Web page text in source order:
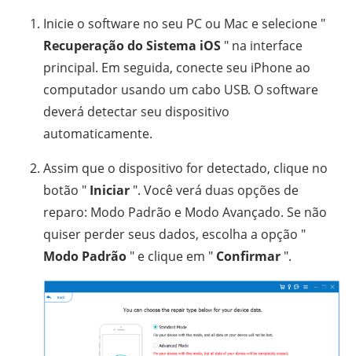
Inicie o software no seu PC ou Mac e selecione "
Recuperação do Sistema iOS " na interface
principal. Em seguida, conecte seu iPhone ao
computador usando um cabo USB. O software
deverá detectar seu dispositivo
automaticamente.
Assim que o dispositivo for detectado, clique no
botão " Iniciar ". Você verá duas opções de
reparo: Modo Padrão e Modo Avançado. Se não
quiser perder seus dados, escolha a opção "
Modo Padrão " e clique em " Confirmar ".